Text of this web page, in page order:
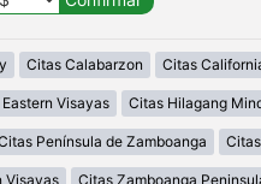
Citas Calabarzon Citas
Visayas Citas Hilagang
Península de Zamboanga
Visayas Citas Zamboanga